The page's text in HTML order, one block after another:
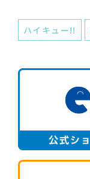
ハイキュー!!